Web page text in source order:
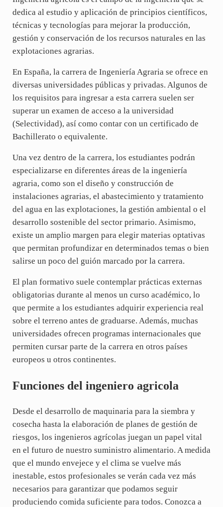
dedica al estudio y aplicación de principios científicos,
técnicas y tecnologías para mejorar la producción,
gestión y conservación de los recursos naturales en las
explotaciones agrarias.
En España, la carrera de Ingeniería Agraria se ofrece en
diversas universidades públicas y privadas. Algunos de
los requisitos para ingresar a esta carrera suelen ser
superar un examen de acceso a la universidad
(Selectividad), así como contar con un certificado de
Bachillerato o equivalente.
Una vez dentro de la carrera, los estudiantes podrán
especializarse en diferentes áreas de la ingeniería
agraria, como son el diseño y construcción de
instalaciones agrarias, el abastecimiento y tratamiento
del agua en las explotaciones, la gestión ambiental o el
desarrollo sostenible del sector primario. Asimismo,
existe un amplio margen para elegir materias optativas
que permitan profundizar en determinados temas o bien
salirse un poco del guión marcado por la carrera.
El plan formativo suele contemplar prácticas externas
obligatorias durante al menos un curso académico, lo
que permite a los estudiantes adquirir experiencia real
sobre el terreno antes de graduarse. Además, muchas
universidades ofrecen programas internacionales que
permiten cursar parte de la carrera en otros países
europeos u otros continentes.
Funciones del ingeniero agricola
Desde el desarrollo de maquinaria para la siembra y
cosecha hasta la elaboración de planes de gestión de
riesgos, los ingenieros agrícolas juegan un papel vital
en el futuro de nuestro suministro alimentario. A medida
que el mundo envejece y el clima se vuelve más
inestable, estos profesionales se verán cada vez más
necesarios para garantizar que podamos seguir
produciendo comida suficiente para todos. Conozca a